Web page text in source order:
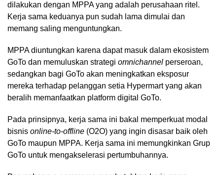
dilakukan dengan MPPA yang adalah perusahaan ritel.
Kerja sama keduanya pun sudah lama dimulai dan
memang saling menguntungkan.
MPPA diuntungkan karena dapat masuk dalam ekosistem
GoTo dan memuluskan strategi omnichannel perseroan,
sedangkan bagi GoTo akan meningkatkan eksposur
mereka terhadap pelanggan setia Hypermart yang akan
beralih memanfaatkan platform digital GoTo.
Pada prinsipnya, kerja sama ini bakal memperkuat modal
bisnis online-to-offline (O2O) yang ingin disasar baik oleh
GoTo maupun MPPA. Kerja sama ini memungkinkan Grup
GoTo untuk mengakselerasi pertumbuhannya.